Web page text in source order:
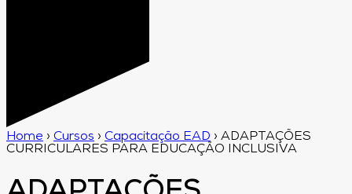
Home › Cursos › Capacitação EAD › ADAPTAÇÕES
CURRICULARES PARA EDUCAÇÃO INCLUSIVA